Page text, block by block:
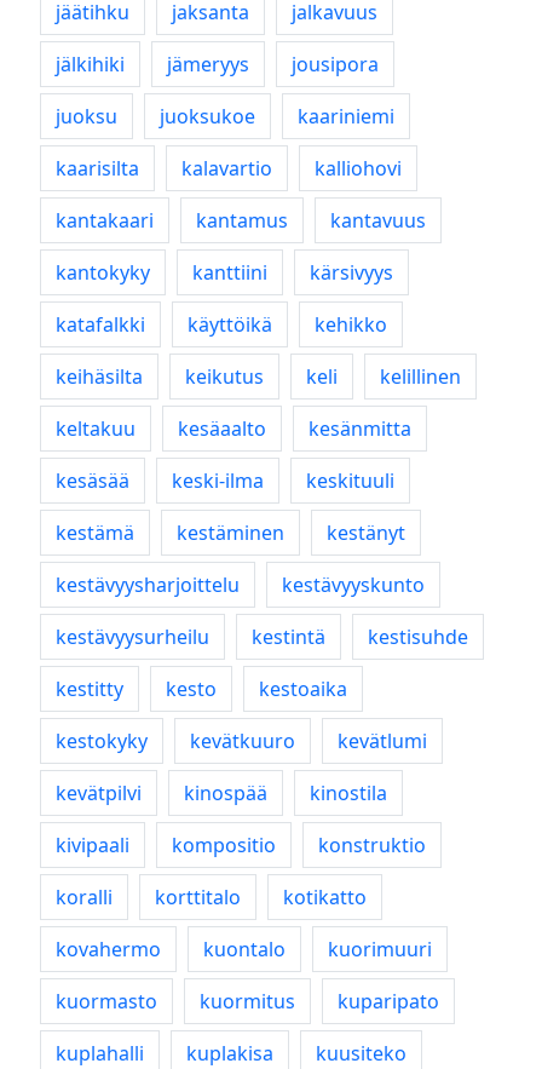
jäätihku jaksanta
jalkavuus
jälkihiki
jämeryys
jousipora
juoksu
juoksukoe
kaariniemi
kaarisilta
kalavartio
kalliohovi
kantakaari
kantamus
kantavuus
kantokyky
kanttiini
kärsivyys
katafalkki
käyttöikä
kehikko
keihäsilta
keikutus keli
kelillinen
keltakuu
kesäaalto
kesänmitta
kesäsää
keski-ilma
keskituuli
kestämä
kestäminen
kestänyt
kestävyysharjoittelu
kestävyyskunto
kestävyysurheilu
kestintä
kestisuhde
kestitty
kesto
kestoaika
kestokyky
kevätkuuro
kevätlumi
kevätpilvi
kinospää
kinostila
kivipaali
kompositio
konstruktio
koralli
korttitalo
kotikatto
kovahermo
kuontalo
kuorimuuri
kuormasto
kuormitus
kuparipato
kuplahalli
kuplakisa
kuusiteko